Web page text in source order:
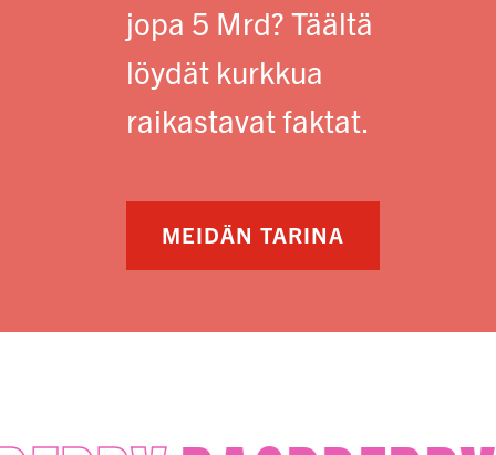
jopa 5 Mrd? Täältä
löydät kurkkua
raikastavat faktat.
MEIDÄN TARINA